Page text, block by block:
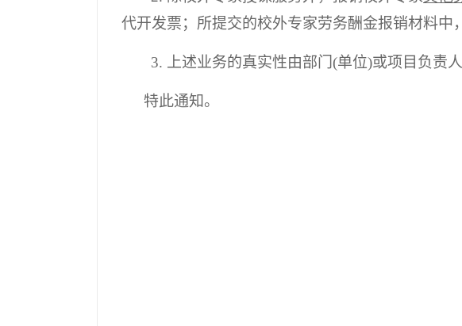
代开发票；所提交的校外专家劳务酬金报销材料中，
3. 上述业务的真实性由部门 (单位)或项目负责人
特此通知。